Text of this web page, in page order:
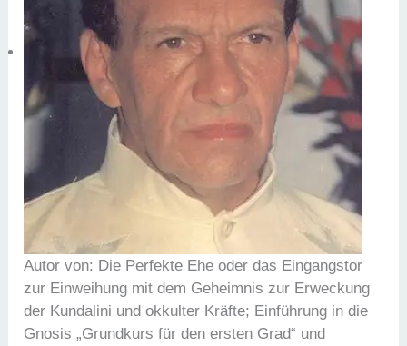
Autor von: Die Perfekte Ehe oder das Eingangstor
zur Einweihung mit dem Geheimnis zur Erweckung
der Kundalini und okkulter Kräfte; Einführung in die
Gnosis „Grundkurs für den ersten Grad“ und